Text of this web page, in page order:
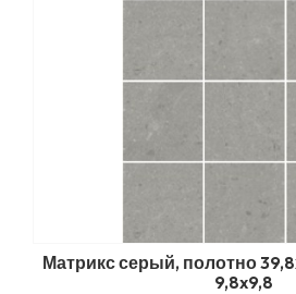
Матрикс серый, полотно
9,8x9,8